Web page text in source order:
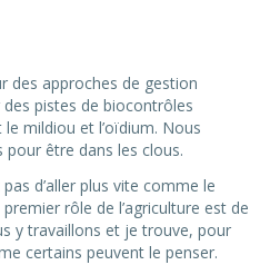
des approches de gestion
pistes de biocontrôles
mildiou et l’oïdium. Nous
être dans les clous.
d’aller plus vite comme le
rôle de l’agriculture est de
y travaillons et je trouve, pour
certains peuvent le penser.